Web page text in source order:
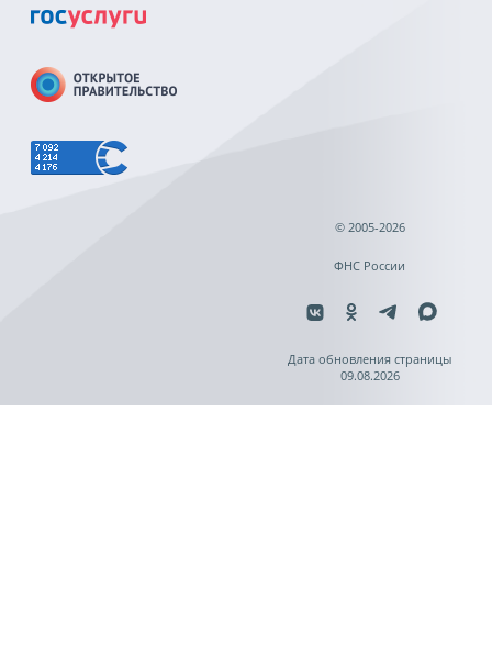
© 2005-2026
ФНС России
Дата обновления страницы
09.08.2026